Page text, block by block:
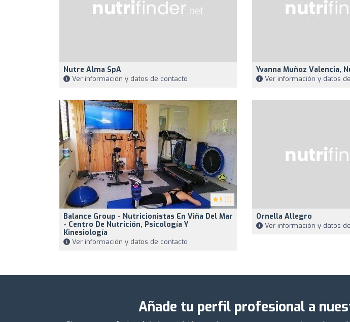
Nutre Alma SpA
Ver información y datos de contacto
Yvanna Muñoz Valencia,
Ver información y datos
5 (5)
Balance Group - Nutricionistas En Viña Del Mar
- Centro De Nutrición, Psicología Y
Kinesiología
Ver información y datos de contacto
Ornella Allegro
Ver información y datos
Añade tu perfil profesional a